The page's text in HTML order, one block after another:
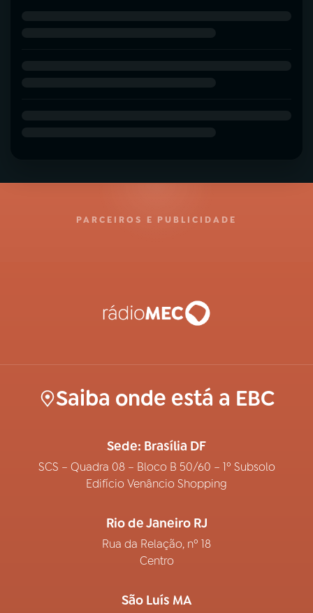
PARCEIROS E PUBLICIDADE
Saiba onde está a EBC
Sede: Brasília DF
SCS – Quadra 08 – Bloco B 50/60 – 1º Subsolo
Edifício Venâncio Shopping
Rio de Janeiro RJ
Rua da Relação, nº 18
Centro
São Luís MA